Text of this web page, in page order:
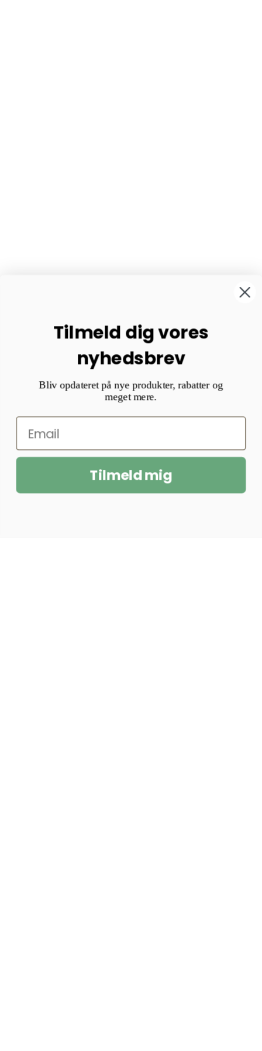
Tilmeld dig vores
nyhedsbrev
Bliv opdateret på nye produkter, rabatter og
meget mere.
Tilmeld mig